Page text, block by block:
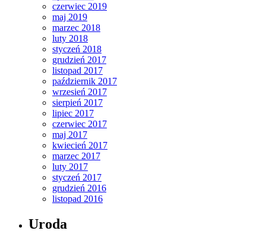
czerwiec 2019
maj 2019
marzec 2018
luty 2018
styczeń 2018
grudzień 2017
listopad 2017
październik 2017
wrzesień 2017
sierpień 2017
lipiec 2017
czerwiec 2017
maj 2017
kwiecień 2017
marzec 2017
luty 2017
styczeń 2017
grudzień 2016
listopad 2016
Uroda